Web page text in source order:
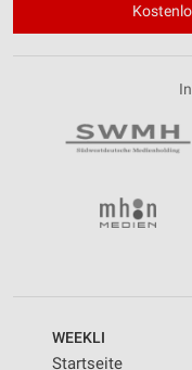
WEEKLI
Startseite